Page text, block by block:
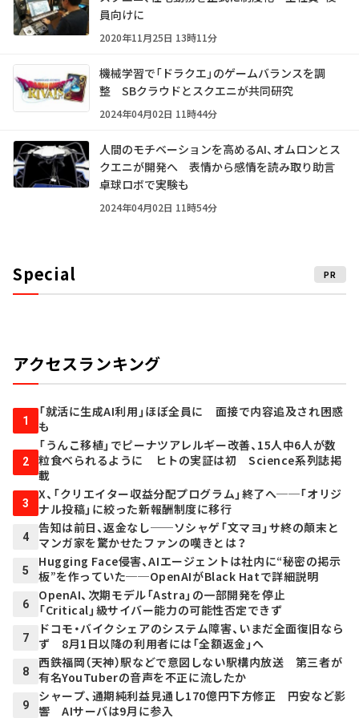
員向けに
2020年11月25日 13時11分
機械学習で「ドラクエ」のゲームバランスを調
整 SBクラウドとスクエニが共同研究
2024年04月02日 11時44分
人間のモチベーションを高めるAI、オムロンとス
クエニが開発へ 表情から感情を読み取り助言
卓球ロボで実験も
2024年04月02日 11時54分
Special PR
アクセスランキング
1
「就活に生成AI利用」ほぼ全員に 面接で内容追及され困惑
も
2
「うんこ移植」でピーナツアレルギー改善、15人中6人が数
粒食べられるように ヒトの実証は初 Science系列誌掲
載
3
X、「クリエイター収益分配プログラム」終了へ──「オリジ
ナル投稿」に絞った新報酬制度に移行
4
告知は前日、返金なし──ソシャゲ「文マヨ」サ終の顛末と
マンガ家を驚かせたファンの嘆きとは？
5
Hugging Face侵害、AIエージェントは社内に“秘密の掲示
板”を作っていた──OpenAIがBlack Hatで詳細説明
6
OpenAI、次期モデル「Astra」の一部開発を停止
「Critical」級サイバー能力の可能性否定できず
7
ドコモ・バイクシェアのシステム障害、いまだ全面復旧なら
ず 8月1日以降の利用者には「全額返金」へ
8
西鉄福岡（天神）駅などで意図しない駅構内放送 第三者が
有名YouTuberの音声を不正に流したか
9
シャープ、通期純利益見通し170億円下方修正 円安など影
響 AIサーバは9月に参入